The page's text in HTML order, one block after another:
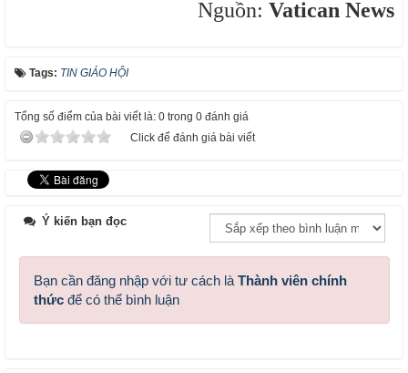
Nguồn: Vatican News
Tags: TIN GIÁO HỘI
Tổng số điểm của bài viết là: 0 trong 0 đánh giá
Click để đánh giá bài viết
Ý kiến bạn đọc
Bạn cần đăng nhập với tư cách là Thành viên chính
thức để có thể bình luận